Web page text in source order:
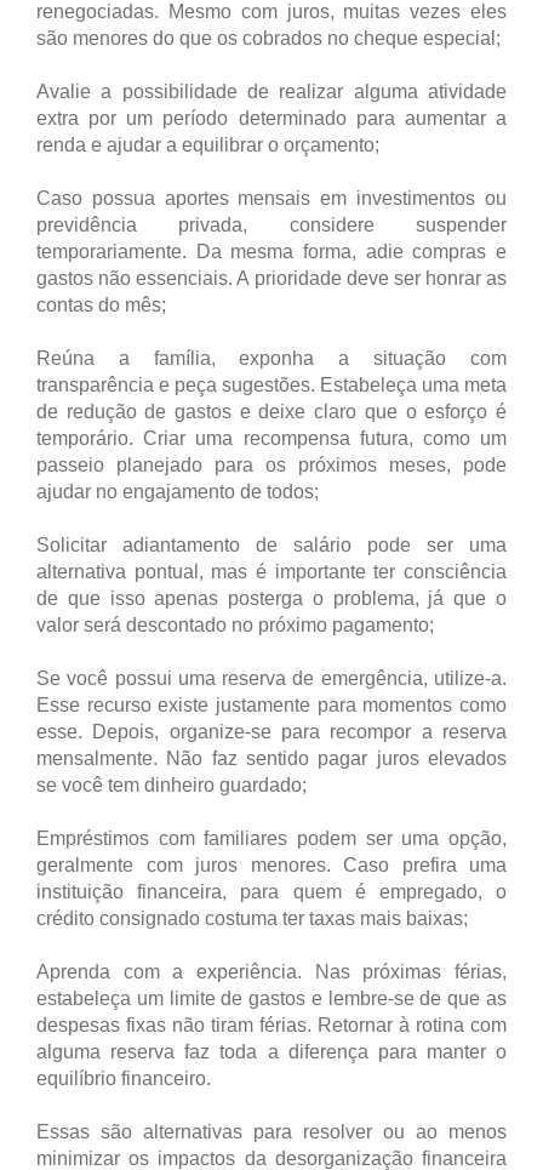
renegociadas. Mesmo com juros, muitas vezes eles
são menores do que os cobrados no cheque especial;
Avalie a possibilidade de realizar alguma atividade
extra por um período determinado para aumentar a
renda e ajudar a equilibrar o orçamento;
Caso possua aportes mensais em investimentos ou
previdência privada, considere suspender
temporariamente. Da mesma forma, adie compras e
gastos não essenciais. A prioridade deve ser honrar as
contas do mês;
Reúna a família, exponha a situação com
transparência e peça sugestões. Estabeleça uma meta
de redução de gastos e deixe claro que o esforço é
temporário. Criar uma recompensa futura, como um
passeio planejado para os próximos meses, pode
ajudar no engajamento de todos;
Solicitar adiantamento de salário pode ser uma
alternativa pontual, mas é importante ter consciência
de que isso apenas posterga o problema, já que o
valor será descontado no próximo pagamento;
Se você possui uma reserva de emergência, utilize-a.
Esse recurso existe justamente para momentos como
esse. Depois, organize-se para recompor a reserva
mensalmente. Não faz sentido pagar juros elevados
se você tem dinheiro guardado;
Empréstimos com familiares podem ser uma opção,
geralmente com juros menores. Caso prefira uma
instituição financeira, para quem é empregado, o
crédito consignado costuma ter taxas mais baixas;
Aprenda com a experiência. Nas próximas férias,
estabeleça um limite de gastos e lembre-se de que as
despesas fixas não tiram férias. Retornar à rotina com
alguma reserva faz toda a diferença para manter o
equilíbrio financeiro.
Essas são alternativas para resolver ou ao menos
minimizar os impactos da desorganização financeira